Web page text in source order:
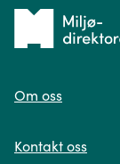
Spør oss
Tilbake
forsiden
Om oss
Kontakt oss